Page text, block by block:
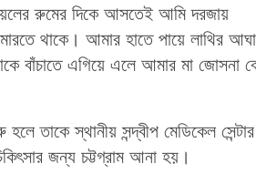
রুমের দিকে আসতেই আমি দরজায়
থাকে। আমার হাতে পায়ে লাথির
বাঁচাতে এগিয়ে এলে আমার মা জোসনা
তাকে স্থানীয় সন্দ্বীপ মেডিকেল সেন্টার
জন্য চট্টগ্রাম আনা হয়।